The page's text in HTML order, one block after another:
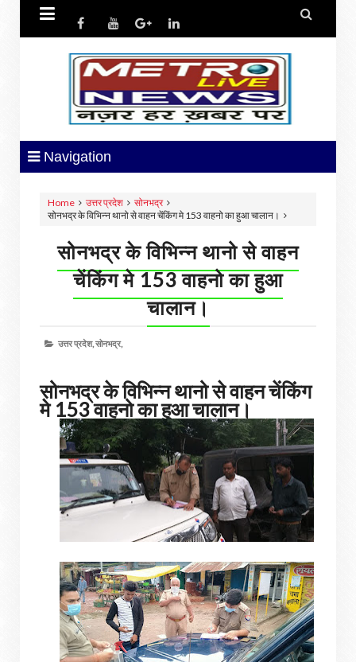
 
Navigation
Home उत्तर प्रदेश
सोनभद्र
सोनभद्र के विभिन्न थानो से वाहन चेंकिंग मे 153 वाहनो का हुआ चालान।
सोनभद्र के विभिन्न थानो से वाहन
चेंकिंग मे 153 वाहनो का हुआ
चालान।
उत्तर प्रदेश,सोनभद्र,
सोनभद्र के विभिन्न थानो से वाहन चेंकिंग
मे 153 वाहनो का हुआ चालान।